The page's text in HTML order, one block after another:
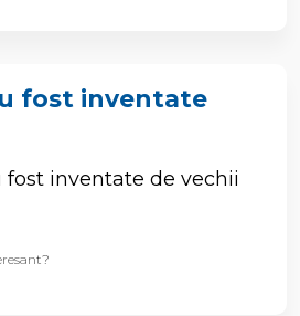
fost inventate
fost inventate de vechii